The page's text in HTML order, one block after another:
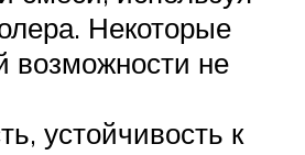
Некоторые
возможности не
устойчивость к